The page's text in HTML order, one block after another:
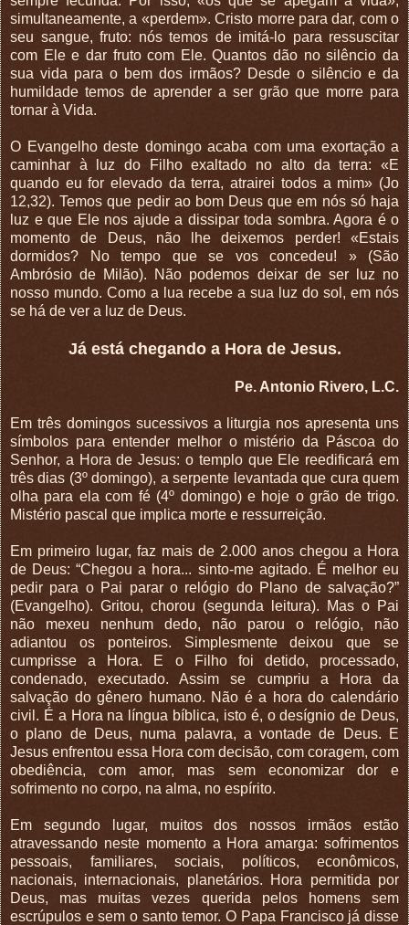
simultaneamente, a «perdem». Cristo morre para dar, com o
seu sangue, fruto: nós temos de imitá-lo para ressuscitar
com Ele e dar fruto com Ele. Quantos dão no silêncio da
sua vida para o bem dos irmãos? Desde o silêncio e da
humildade temos de aprender a ser grão que morre para
tornar à Vida.
O Evangelho deste domingo acaba com uma exortação a
caminhar à luz do Filho exaltado no alto da terra: «E
quando eu for elevado da terra, atrairei todos a mim» (Jo
12,32). Temos que pedir ao bom Deus que em nós só haja
luz e que Ele nos ajude a dissipar toda sombra. Agora é o
momento de Deus, não lhe deixemos perder! «Estais
dormidos? No tempo que se vos concedeu! » (São
Ambrósio de Milão). Não podemos deixar de ser luz no
nosso mundo. Como a lua recebe a sua luz do sol, em nós
se há de ver a luz de Deus.
Já está chegando a Hora de Jesus.
Pe. Antonio Rivero, L.C.
Em três domingos sucessivos a liturgia nos apresenta uns
símbolos para entender melhor o mistério da Páscoa do
Senhor, a Hora de Jesus: o templo que Ele reedificará em
três dias (3º domingo), a serpente levantada que cura quem
olha para ela com fé (4º domingo) e hoje o grão de trigo.
Mistério pascal que implica morte e ressurreição.
Em primeiro lugar, faz mais de 2.000 anos chegou a Hora
de Deus: “Chegou a hora... sinto-me agitado. É melhor eu
pedir para o Pai parar o relógio do Plano de salvação?”
(Evangelho). Gritou, chorou (segunda leitura). Mas o Pai
não mexeu nenhum dedo, não parou o relógio, não
adiantou os ponteiros. Simplesmente deixou que se
cumprisse a Hora. E o Filho foi detido, processado,
condenado, executado. Assim se cumpriu a Hora da
salvação do gênero humano. Não é a hora do calendário
civil. É a Hora na língua bíblica, isto é, o desígnio de Deus,
o plano de Deus, numa palavra, a vontade de Deus. E
Jesus enfrentou essa Hora com decisão, com coragem, com
obediência, com amor, mas sem economizar dor e
sofrimento no corpo, na alma, no espírito.
Em segundo lugar, muitos dos nossos irmãos estão
atravessando neste momento a Hora amarga: sofrimentos
pessoais, familiares, sociais, políticos, econômicos,
nacionais, internacionais, planetários. Hora permitida por
Deus, mas muitas vezes querida pelos homens sem
escrúpulos e sem o santo temor. O Papa Francisco já disse